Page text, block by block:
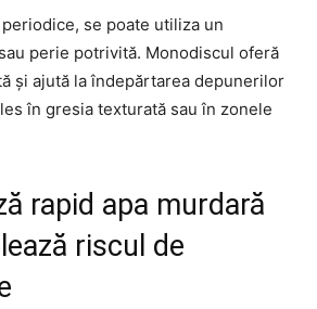
se poate utiliza un
perie potrivită. Monodiscul oferă
și ajută la îndepărtarea depunerilor
în gresia texturată sau în zonele
rapid apa murdară
riscul de